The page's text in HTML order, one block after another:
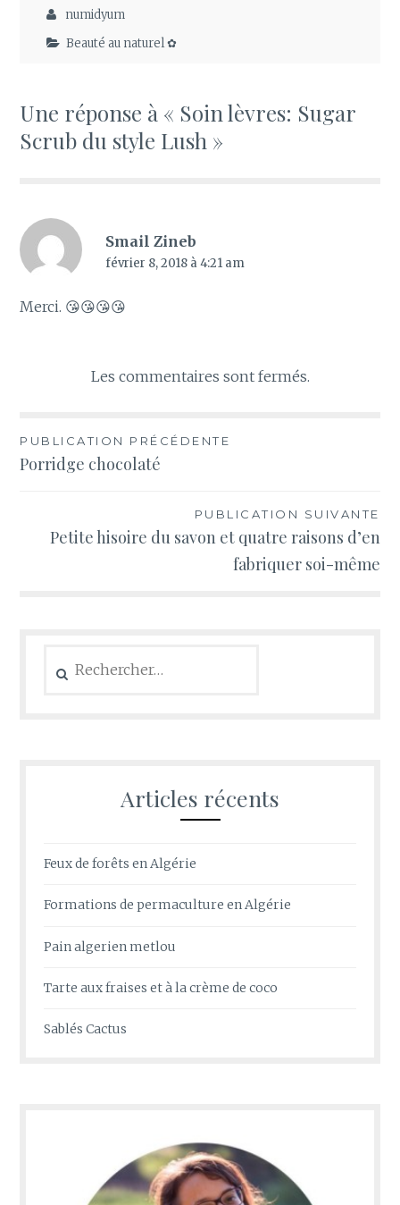
numidyum
Beauté au naturel ✿
Une réponse à « Soin lèvres: Sugar
Scrub du style Lush »
Smail Zineb
février 8, 2018 à 4:21 am
Merci. 😘😘😘😘
Les commentaires sont fermés.
Navigation
de
PUBLICATION PRÉCÉDENTE
Porridge chocolaté
PUBLICATION SUIVANTE
Petite hisoire du savon et quatre raisons d’en
fabriquer soi-même
Articles récents
Feux de forêts en Algérie
Formations de permaculture en Algérie
Pain algerien metlou
Tarte aux fraises et à la crème de coco
Sablés Cactus